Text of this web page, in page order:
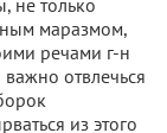
не только
маразмом,
речами г-н
отвлечься
из этого